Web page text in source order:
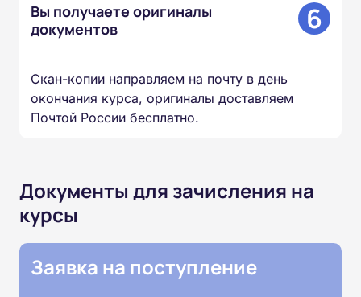
Вы получаете оригиналы
документов
6
Скан-копии направляем на почту в день
окончания курса, оригиналы доставляем
Почтой России бесплатно.
Документы для зачисления на
курсы
Заявка на поступление